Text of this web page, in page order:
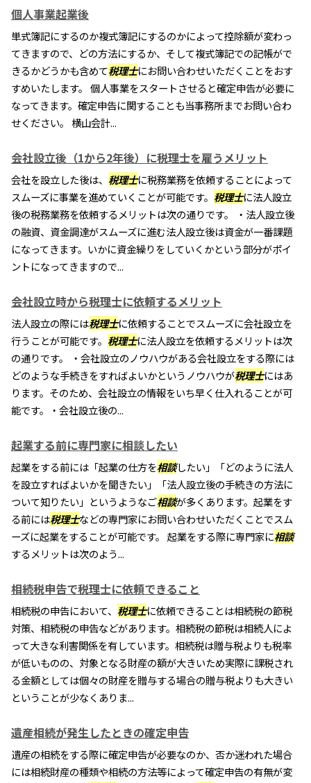
個人事業起業後
単式簿記にするのか複式簿記にするのかによって控除額が変わっ
てきますので、どの方法にするか、そして複式簿記での記帳がで
きるかどうかも含めて税理士にお問い合わせいただくことをおす
すめいたします。 個人事業をスタートさせると確定申告が必要に
なってきます。確定申告に関することも当事務所までお問い合わ
せください。 横山会計...
会社設立後（1から2年後）に税理士を雇うメリット
会社を設立した後は、 税理士に税務業務を依頼することによって
スムーズに事業を進めていくことが可能です。 税理士に法人設立
後の税務業務を依頼するメリットは次の通りです。 ・法人設立後
の融資、資金調達がスムーズに進む法人設立後は資金が一番課題
になってきます。いかに資金繰りをしていくかという部分がポイ
ントになってきますので...
会社設立時から税理士に依頼するメリット
法人設立の際には税理士に依頼することでスムーズに会社設立を
行うことが可能です。 税理士に法人設立を依頼するメリットは次
の通りです。 ・会社設立のノウハウがある会社設立をする際には
どのような手続きをすればよいかというノウハウが税理士にはあ
ります。そのため、会社設立の情報をいち早く仕入れることが可
能です。・会社設立後の...
起業する前に専門家に相談したい
起業をする前には「起業の仕方を相談したい」「どのように法人
を設立すればよいかを聞きたい」「法人設立後の手続きの方法に
ついて知りたい」というようなご相談が多くあります。起業をす
る前には税理士などの専門家にお問い合わせいただくことでスム
ーズに起業をすることが可能です。 起業をする際に専門家に相談
するメリットは次のよう...
相続税申告で税理士に依頼できること
相続税の申告において、 税理士に依頼できることは相続税の節税
対策、相続税の申告などがあります。相続税の節税は相続人によ
って大きな利害関係を有しています。相続税は贈与税よりも税率
が低いものの、対象となる財産の額が大きいため実際に課税され
る金額としては個々の財産を贈与する場合の贈与税よりも大きい
ということが少なくありま...
遺産相続が発生したときの確定申告
遺産の相続をする際に確定申告が必要なのか、否か迷われた場合
には相続財産の種類や相続の方法等によって確定申告の有無が変